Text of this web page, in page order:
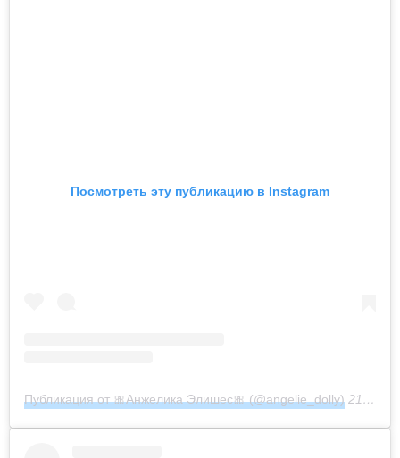
Посмотреть эту публикацию в Instagram
Публикация от 🎀Анжелика Элишес🎀 (@angelie_dolly) 21 Фев 2020 в 10:13 PST